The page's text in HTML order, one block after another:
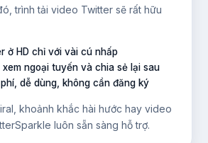
trình tải video Twitter sẽ rất hữu
ở HD chỉ với vài cú nhấp
xem ngoại tuyến và chia sẻ lại sau
dễ dùng, không cần đăng ký
khoảnh khắc hài hước hay video
luôn sẵn sàng hỗ trợ.